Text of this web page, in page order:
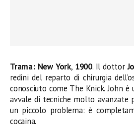
Trama: New York, 1900. Il dottor
redini del reparto di chirurgia
conosciuto come The Knick. John è
avvale di tecniche molto avanzate
un piccolo problema: è
cocaina.